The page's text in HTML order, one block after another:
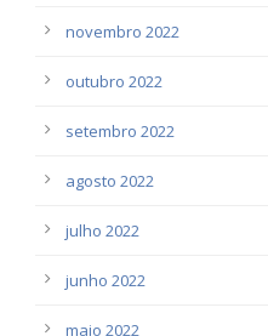
novembro 2022
outubro 2022
setembro 2022
agosto 2022
julho 2022
junho 2022
maio 2022